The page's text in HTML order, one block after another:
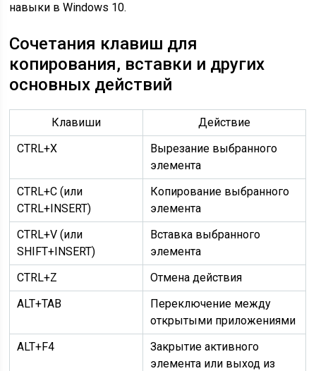
навыки в Windows 10.
Сочетания клавиш для
копирования, вставки и других
основных действий
Клавиши
Действие
CTRL+X
Вырезание выбранного
элемента
CTRL+C (или
CTRL+INSERT)
Копирование выбранного
элемента
CTRL+V (или
SHIFT+INSERT)
Вставка выбранного
элемента
CTRL+Z
Отмена действия
ALT+TAB
Переключение между
открытыми приложениями
ALT+F4
Закрытие активного
элемента или выход из